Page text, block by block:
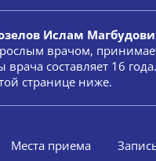
Ислам
врачом,
врача составляет 16
странице ниже.
Места приема